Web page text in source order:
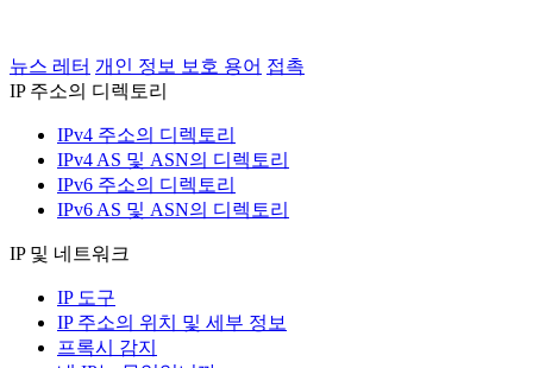
뉴스 레터 개인 정보 보호 용어 접촉
IP 주소의 디렉토리
IPv4 주소의 디렉토리
IPv4 AS 및 ASN의 디렉토리
IPv6 주소의 디렉토리
IPv6 AS 및 ASN의 디렉토리
IP 및 네트워크
IP 도구
IP 주소의 위치 및 세부 정보
프록시 감지